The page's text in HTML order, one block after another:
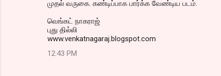
முதல் வருகை. கண்டிப்பாக பார்க்க வேண்டிய படம்.
வெங்கட் நாகராஜ்
புது தில்லி
www.venkatnagaraj.blogspot.com
12:43 PM